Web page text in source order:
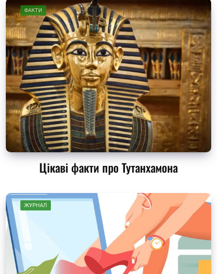
ФАКТИ
Цікаві факти про Тутанхамона
ЖУРНАЛ